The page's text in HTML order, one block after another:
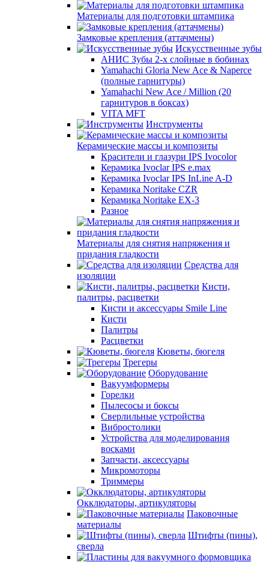
Материалы для подготовки штампика
Замковые крепления (аттачмены)
Искусственные зубы
АНИС Зубы 2-х слойные в бобинах
Yamahachi Gloria New Ace & Naperce
(полные гарнитуры)
Yamahachi New Ace / Million (20
гарнитуров в боксах)
VITA MFT
Инструменты
Керамические массы и композиты
Красители и глазури IPS Ivocolor
Керамика Ivoclar IPS e.max
Керамика Ivoclar IPS InLine A-D
Керамика Noritake CZR
Керамика Noritake EX-3
Разное
Материалы для снятия напряжения и
придания гладкости
Средства для
изоляции
Кисти,
палитры, расцветки
Кисти и аксессуары Smile Line
Кисти
Палитры
Расцветки
Кюветы, бюгеля
Трегеры
Оборудование
Вакуумформеры
Горелки
Пылесосы и боксы
Сверлильные устройства
Вибростолики
Устройства для моделирования
восками
Запчасти, аксессуары
Микромоторы
Триммеры
Окклюдаторы, артикуляторы
Паковочные
материалы
Штифты (пины),
сверла